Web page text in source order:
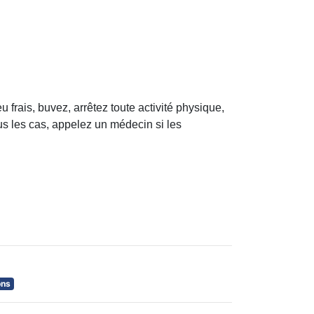
frais, buvez, arrêtez toute activité physique,
les cas, appelez un médecin si les